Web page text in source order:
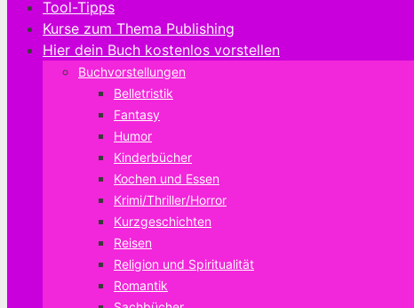
Tool-Tipps
Kurse zum Thema Publishing
Hier dein Buch kostenlos vorstellen
Buchvorstellungen
Belletristik
Fantasy
Humor
Kinderbücher
Kochen und Essen
Krimi/Thriller/Horror
Kurzgeschichten
Reisen
Religion und Spiritualität
Romantik